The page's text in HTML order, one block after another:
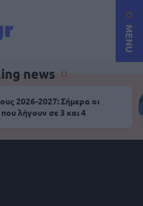
MENU
news
2026-2027: Σήμερα οι
λήγουν σε 3 και 4